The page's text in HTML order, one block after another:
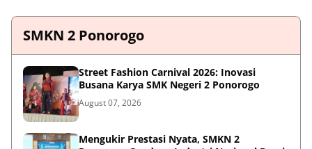
SMKN 2 Ponorogo
Street Fashion Carnival 2026: Inovasi
Busana Karya SMK Negeri 2 Ponorogo
August 07, 2026
Mengukir Prestasi Nyata, SMKN 2